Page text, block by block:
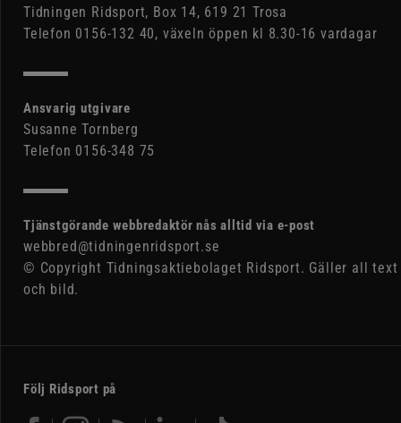
Tidningen Ridsport, Box 14, 619 21 Trosa
Telefon 0156-132 40, växeln öppen kl 8.30-16 vardagar
Ansvarig utgivare
Susanne Tornberg
Telefon 0156-348 75
Tjänstgörande webbredaktör nås alltid via e-post
webbred@tidningenridsport.se
© Copyright Tidningsaktiebolaget Ridsport. Gäller all text
och bild.
Följ Ridsport på